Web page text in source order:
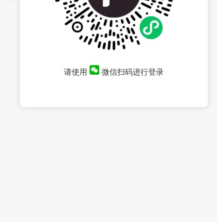
请使用 微信扫码进行登录